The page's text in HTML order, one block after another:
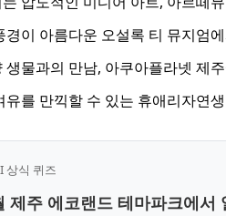
경이 아름다운 오설록 티 뮤지엄
생물과의 만남, 아쿠아플라넷 제
유를 만끽할 수 있는 휴애리자연
상식 퀴즈
제주 에코랜드 테마파크에서